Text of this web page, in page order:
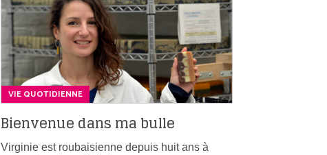
VIE QUOTIDIENNE
Bienvenue dans ma bulle
Virginie est roubaisienne depuis huit ans à